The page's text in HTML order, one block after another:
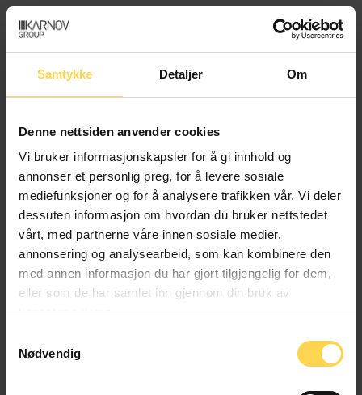
Samtykke Detaljer Om
Denne nettsiden anvender cookies
Vi bruker informasjonskapsler for å gi innhold og
annonser et personlig preg, for å levere sosiale
mediefunksjoner og for å analysere trafikken vår. Vi deler
dessuten informasjon om hvordan du bruker nettstedet
vårt, med partnerne våre innen sosiale medier,
annonsering og analysearbeid, som kan kombinere den
med annen informasjon du har gjort tilgjengelig for dem,
eller som de har samlet inn gjennom din bruk av
Nødvendig
Menu
Få prøvetilgang
Snarveier